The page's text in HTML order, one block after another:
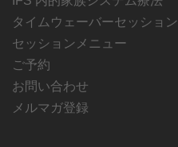
タイムウェーバーセッション
セッションメニュー
ご予約
お問い合わせ
メルマガ登録